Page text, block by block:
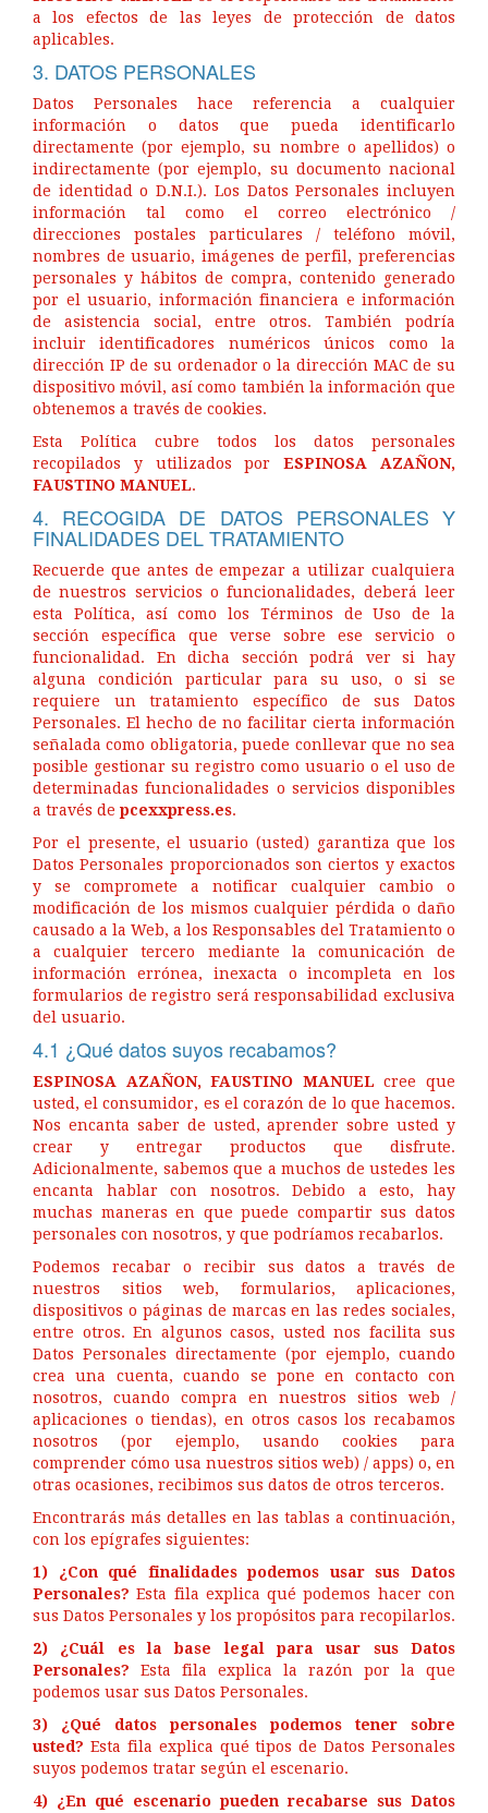
a los efectos de las leyes de protección de datos
aplicables.
3. DATOS PERSONALES
Datos Personales hace referencia a cualquier
información o datos que pueda identificarlo
directamente (por ejemplo, su nombre o apellidos) o
indirectamente (por ejemplo, su documento nacional
de identidad o D.N.I.). Los Datos Personales incluyen
información tal como el correo electrónico /
direcciones postales particulares / teléfono móvil,
nombres de usuario, imágenes de perfil, preferencias
personales y hábitos de compra, contenido generado
por el usuario, información financiera e información
de asistencia social, entre otros. También podría
incluir identificadores numéricos únicos como la
dirección IP de su ordenador o la dirección MAC de su
dispositivo móvil, así como también la información que
obtenemos a través de cookies.
Esta Política cubre todos los datos personales
recopilados y utilizados porESPINOSA AZAÑON,
FAUSTINO MANUEL.
4. RECOGIDA DE DATOS PERSONALES Y
FINALIDADES DEL TRATAMIENTO
Recuerde que antes de empezar a utilizar cualquiera
de nuestros servicios o funcionalidades, deberá leer
esta Política, así como los Términos de Uso de la
sección específica que verse sobre ese servicio o
funcionalidad. En dicha sección podrá ver si hay
alguna condición particular para su uso, o si se
requiere un tratamiento específico de sus Datos
Personales. El hecho de no facilitar cierta información
señalada como obligatoria, puede conllevar que no sea
posible gestionar su registro como usuario o el uso de
determinadas funcionalidades o servicios disponibles
a través de pcexxpress.es.
Por el presente, el usuario (usted) garantiza que los
Datos Personales proporcionados son ciertos y exactos
y se compromete a notificar cualquier cambio o
modificación de los mismos cualquier pérdida o daño
causado a la Web, a los Responsables del Tratamiento o
a cualquier tercero mediante la comunicación de
información errónea, inexacta o incompleta en los
formularios de registro será responsabilidad exclusiva
del usuario.
4.1 ¿Qué datos suyos recabamos?
ESPINOSA AZAÑON, FAUSTINO MANUEL cree que
usted, el consumidor, es el corazón de lo que hacemos.
Nos encanta saber de usted, aprender sobre usted y
crear y entregar productos que disfrute.
Adicionalmente, sabemos que a muchos de ustedes les
encanta hablar con nosotros. Debido a esto, hay
muchas maneras en que puede compartir sus datos
personales con nosotros, y que podríamos recabarlos.
Podemos recabar o recibir sus datos a través de
nuestros sitios web, formularios, aplicaciones,
dispositivos o páginas de marcas en las redes sociales,
entre otros. En algunos casos, usted nos facilita sus
Datos Personales directamente (por ejemplo, cuando
crea una cuenta, cuando se pone en contacto con
nosotros, cuando compra en nuestros sitios web /
aplicaciones o tiendas), en otros casos los recabamos
nosotros (por ejemplo, usando cookies para
comprender cómo usa nuestros sitios web) / apps) o, en
otras ocasiones, recibimos sus datos de otros terceros.
Encontrarás más detalles en las tablas a continuación,
con los epígrafes siguientes:
1) ¿Con qué finalidades podemos usar sus Datos
Personales? Esta fila explica qué podemos hacer con
sus Datos Personales y los propósitos para recopilarlos.
2) ¿Cuál es la base legal para usar sus Datos
Personales? Esta fila explica la razón por la que
podemos usar sus Datos Personales.
3) ¿Qué datos personales podemos tener sobre
usted? Esta fila explica qué tipos de Datos Personales
suyos podemos tratar según el escenario.
4) ¿En qué escenario pueden recabarse sus Datos